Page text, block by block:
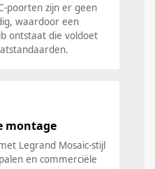
poorten zijn er geen
waardoor een
ontstaat die voldoet
montage
Legrand Mosaic-stijl
en commerciële